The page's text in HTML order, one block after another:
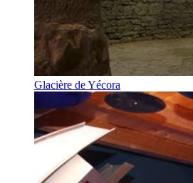
Glacière de Yécora